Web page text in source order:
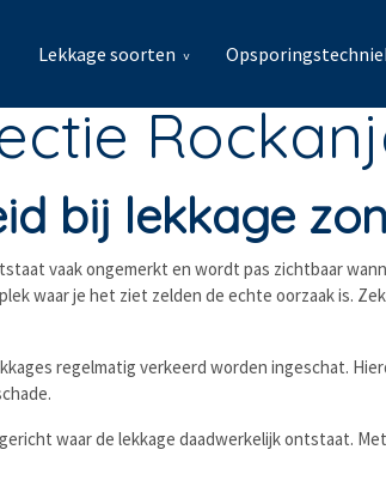
Lekkage soorten
bij lekkage
vaak ongemerkt en wordt pas zichtbaar
waar je het ziet zelden de echte oorzaak is.
regelmatig verkeerd worden ingeschat.
waar de lekkage daadwerkelijk ontstaat.